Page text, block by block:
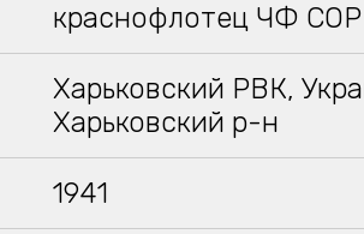
краснофлотец ЧФ СОР
Харьковский РВК,
Харьковский р-н
1941